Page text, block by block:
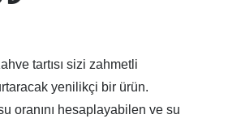
tartısı sizi zahmetli
yenilikçi bir ürün.
oranını hesaplayabilen ve su